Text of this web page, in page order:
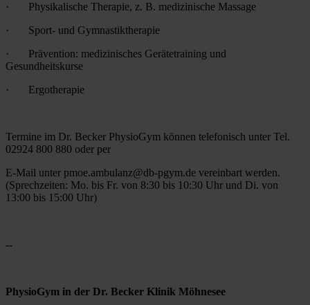
·       Physikalische Therapie, z. B. medizinische Massage
·       Sport- und Gymnastiktherapie
·       Prävention: medizinisches Gerätetraining und
Gesundheitskurse
·       Ergotherapie
Termine im Dr. Becker PhysioGym können telefonisch unter Tel.
02924 800 880 oder per
E-Mail unter pmoe.ambulanz@db-pgym.de vereinbart werden.
(Sprechzeiten: Mo. bis Fr. von 8:30 bis 10:30 Uhr und Di. von
13:00 bis 15:00 Uhr)
--
PhysioGym in der Dr. Becker Klinik Möhnesee